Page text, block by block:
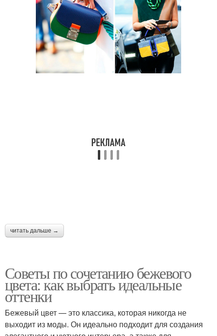
читать дальше →
Советы по сочетанию бежевого
цвета: как выбрать идеальные
оттенки
Бежевый цвет — это классика, которая никогда не
выходит из моды. Он идеально подходит для создания